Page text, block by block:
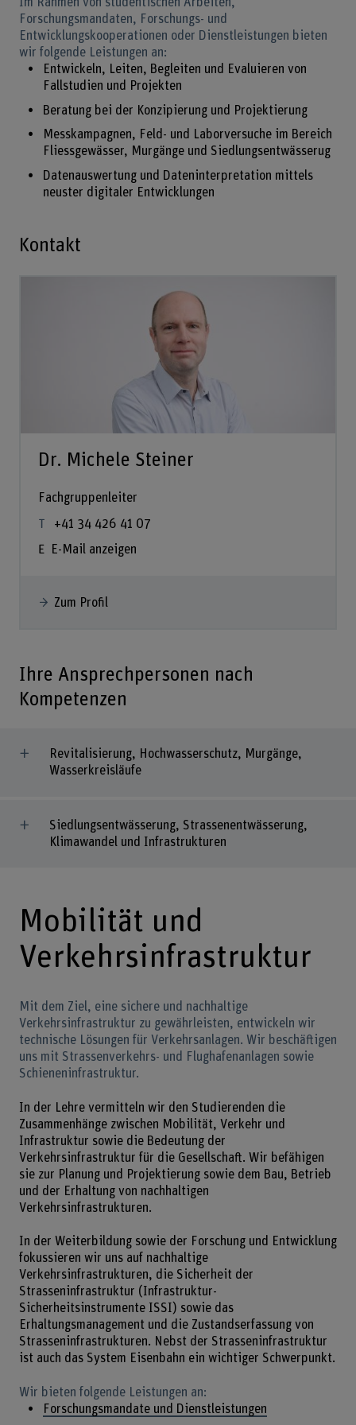
Forschungsmandaten, Forschungs- und
Entwicklungskooperationen oder Dienstleistungen bieten
wir folgende Leistungen an:
Entwickeln, Leiten, Begleiten und Evaluieren von
Fallstudien und Projekten
Beratung bei der Konzipierung und Projektierung
Messkampagnen, Feld- und Laborversuche im Bereich
Fliessgewässer, Murgänge und Siedlungsentwässerug
Datenauswertung und Dateninterpretation mittels
neuster digitaler Entwicklungen
Kontakt
Dr. Michele Steiner
Fachgruppenleiter
+41 34 426 41 07
E-Mail anzeigen
Zum Profil
Ihre Ansprechpersonen nach
Kompetenzen
Revitalisierung, Hochwasserschutz, Murgänge,
Wasserkreisläufe
Siedlungsentwässerung, Strassenentwässerung,
Klimawandel und Infrastrukturen
Mobilität und
Verkehrsinfrastruktur
Mit dem Ziel, eine sichere und nachhaltige
Verkehrsinfrastruktur zu gewährleisten, entwickeln wir
technische Lösungen für Verkehrsanlagen. Wir beschäftigen
uns mit Strassenverkehrs- und Flughafenanlagen sowie
Schieneninfrastruktur.
In der Lehre vermitteln wir den Studierenden die
Zusammenhänge zwischen Mobilität, Verkehr und
Infrastruktur sowie die Bedeutung der
Verkehrsinfrastruktur für die Gesellschaft. Wir befähigen
sie zur Planung und Projektierung sowie dem Bau, Betrieb
und der Erhaltung von nachhaltigen
Verkehrsinfrastrukturen.
In der Weiterbildung sowie der Forschung und Entwicklung
fokussieren wir uns auf nachhaltige
Verkehrsinfrastrukturen, die Sicherheit der
Strasseninfrastruktur (Infrastruktur-
Sicherheitsinstrumente ISSI) sowie das
Erhaltungsmanagement und die Zustandserfassung von
Strasseninfrastrukturen. Nebst der Strasseninfrastruktur
ist auch das System Eisenbahn ein wichtiger Schwerpunkt.
Wir bieten folgende Leistungen an:
Forschungsmandate und Dienstleistungen